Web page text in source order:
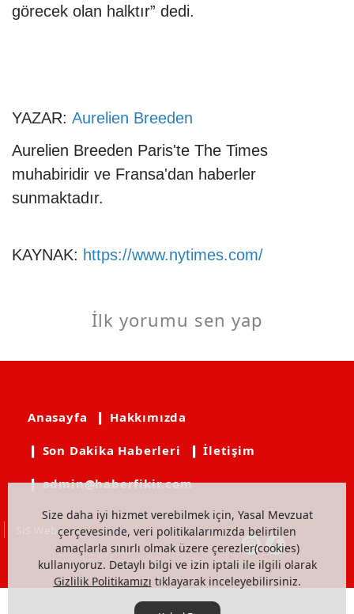
görecek olan halktır” dedi.
YAZAR: Aurelien Breeden
Aurelien Breeden Paris'te The Times
muhabiridir ve Fransa'dan haberler
sunmaktadır.
KAYNAK: https://www.nytimes.com/
İlk yorumu sen yap
Size daha iyi hizmet verebilmek için, Yasal Mevzuat
çerçevesinde, veri politikalarımızda belirtilen
amaçlarla sınırlı olmak üzere çerezler(cookies)
kullanıyoruz. Detaylı bilgi ve izin iptali ile ilgili olarak
Gizlilik Politikamızı tıklayarak inceleyebilirsiniz.
Anasayfa ❙ Hakkımızda
❙ Son Dakika Haberleri ❙ İletişim
❙ admin@haberfikir.com
SiS Web